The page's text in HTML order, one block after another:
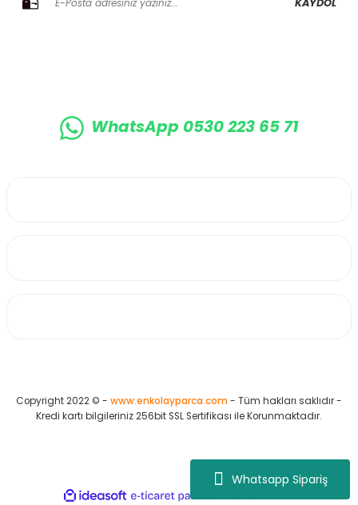
Whatsapp Sipariş
KAYDOL
WhatsApp 0530 223 65 71
Copyright 2022 © - www.enkolayparca.com - Tüm hakları saklıdır -
Kredi kartı bilgileriniz 256bit SSL Sertifikası ile Korunmaktadır.
ideasoft